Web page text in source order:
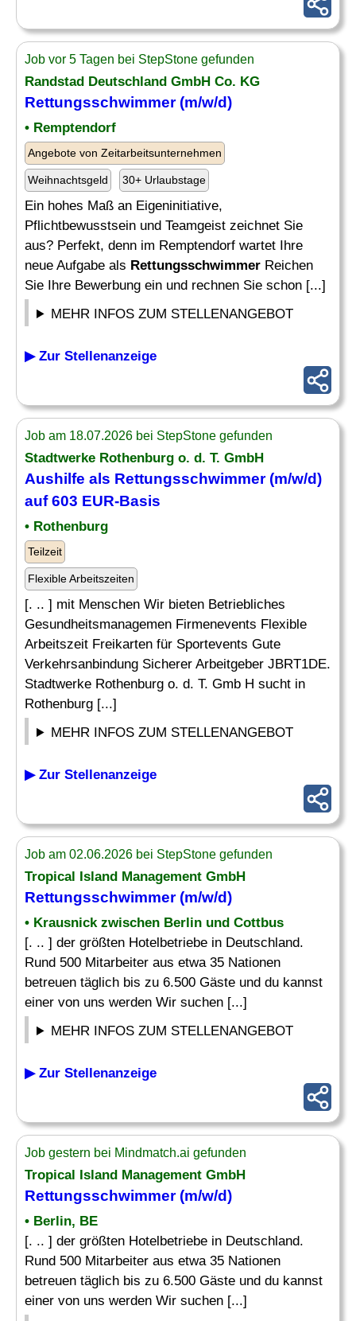
Job vor 5 Tagen bei StepStone gefunden
Randstad Deutschland GmbH Co. KG
Rettungsschwimmer(m/w/d)
• Remptendorf
Angebote von Zeitarbeitsunternehmen
Weihnachtsgeld 30+ Urlaubstage
Ein hohes Maß an Eigeninitiative,
Pflichtbewusstsein und Teamgeist zeichnet Sie
aus? Perfekt, denn im Remptendorf wartet Ihre
neue Aufgabe als Rettungsschwimmer Reichen
Sie Ihre Bewerbung ein und rechnen Sie schon [...]
MEHR INFOS ZUM STELLENANGEBOT
▶ Zur Stellenanzeige
Job am 18.07.2026 bei StepStone gefunden
Stadtwerke Rothenburg o. d. T. GmbH
Aushilfe als Rettungsschwimmer(m/w/d)
auf 603 EUR-Basis
• Rothenburg
Teilzeit
Flexible Arbeitszeiten
[. .. ] mit Menschen Wir bieten Betriebliches
Gesundheitsmanagemen Firmenevents Flexible
Arbeitszeit Freikarten für Sportevents Gute
Verkehrsanbindung Sicherer Arbeitgeber JBRT1DE.
Stadtwerke Rothenburg o. d. T. Gmb H sucht in
Rothenburg [...]
MEHR INFOS ZUM STELLENANGEBOT
▶ Zur Stellenanzeige
Job am 02.06.2026 bei StepStone gefunden
Tropical Island Management GmbH
Rettungsschwimmer(m/w/d)
• Krausnick zwischen Berlin und Cottbus
[. .. ] der größten Hotelbetriebe in Deutschland.
Rund 500 Mitarbeiter aus etwa 35 Nationen
betreuen täglich bis zu 6.500 Gäste und du kannst
einer von uns werden Wir suchen [...]
MEHR INFOS ZUM STELLENANGEBOT
▶ Zur Stellenanzeige
Job gestern bei Mindmatch.ai gefunden
Tropical Island Management GmbH
Rettungsschwimmer(m/w/d)
• Berlin, BE
[. .. ] der größten Hotelbetriebe in Deutschland.
Rund 500 Mitarbeiter aus etwa 35 Nationen
betreuen täglich bis zu 6.500 Gäste und du kannst
einer von uns werden Wir suchen [...]